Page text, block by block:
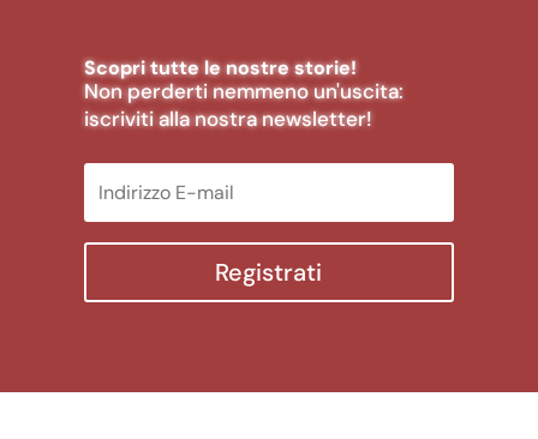
Scopri tutte le nostre storie!
Non perderti nemmeno un'uscita:
iscriviti alla nostra newsletter!
Registrati